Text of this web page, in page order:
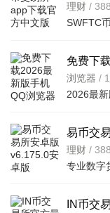
v6.166.0
理财 /
免费下
浏览器 /
易币交
理财 /
IN币交